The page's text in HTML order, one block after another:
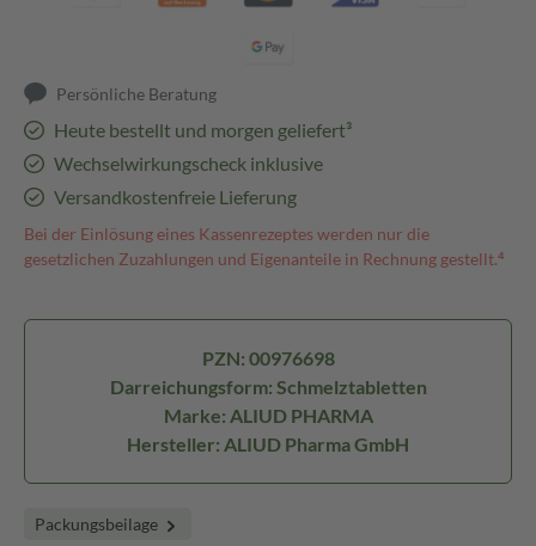
Persönliche Beratung
Heute bestellt und morgen geliefert³
Wechselwirkungscheck inklusive
Versandkostenfreie Lieferung
Bei der Einlösung eines Kassenrezeptes werden nur die
gesetzlichen Zuzahlungen und Eigenanteile in Rechnung gestellt.⁴
PZN: 00976698
Darreichungsform: Schmelztabletten
Marke: ALIUD PHARMA
Hersteller: ALIUD Pharma GmbH
Packungsbeilage